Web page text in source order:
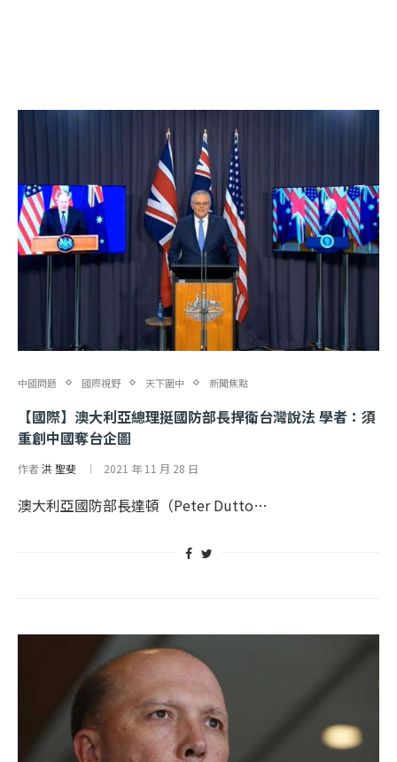
中國問題 國際視野 天下圍中 新聞焦點
【國際】澳大利亞總理挺國防部長捍衛台灣說法 學者：須
重創中國奪台企圖
作者洪 聖斐 2021 年 11 月 28 日
澳大利亞國防部長達頓（Peter Dutto…